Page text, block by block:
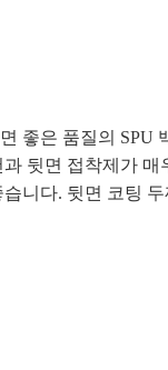
좋은 품질의 SPU
뒷면 접착제가 매
니다. 뒷면 코팅